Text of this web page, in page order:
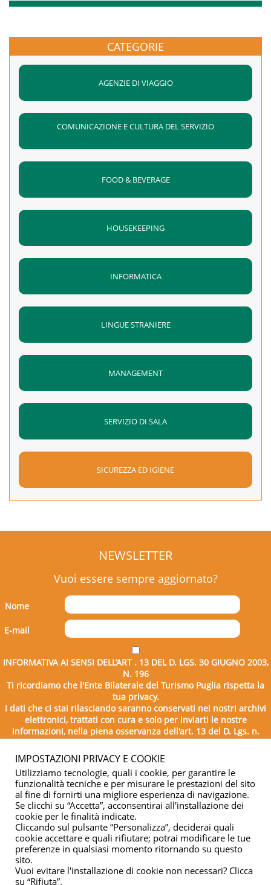
CATEGORIE
AGENZIE DI VIAGGIO
COMUNICAZIONE E CULTURA DEL SERVIZIO
FOOD & BEVERAGE
HOUSEKEEPING
INFORMATICA
LINGUE STRANIERE
MANAGEMENT
SERVIZIO DI SALA
SICUREZZA ED IGIENE
NEWSLETTER
Vuoi essere sempre aggiornato?
Nome
E-mail
INFORMATIVA AI SENSI DELL’ART . 13 DEL D. LGS. 30 GIUGNO 2003,
N. 196
Ti ricordiamo che l'Ente Bilaterale del Turismo Puglia rispetta la
tua privacy.
I dati che ci stai rilasciando saranno conservati nei nostri archivi
elettronici, trattati con cura e solo per inviarti le nostre
informazioni, nella piena osservanza dell'art. 13 del D. Lgs. n.
196/2003.
Copyright © 2026 - Ente Bilaterale del Turismo Puglia - C.F.
IMPOSTAZIONI PRIVACY E COOKIE
Utilizziamo tecnologie, quali i cookie, per garantire le
funzionalità tecniche e per misurare le prestazioni del sito
al fine di fornirti una migliore esperienza di navigazione.
Se clicchi su “Accetta”, acconsentirai all'installazione dei
cookie per le finalità indicate.
Cliccando sul pulsante “Personalizza”, deciderai quali
cookie accettare e quali rifiutare; potrai modificare le tue
preferenze in qualsiasi momento ritornando su questo
sito.
Vuoi evitare l'installazione di cookie non necessari? Clicca
su “Rifiuta”.